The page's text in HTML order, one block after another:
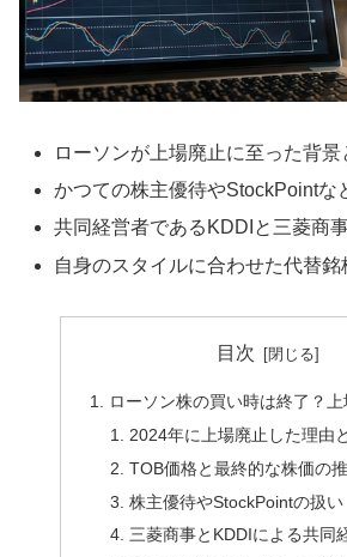
ローソンが上場廃止に至った背景
かつての株主優待やStockPointな
共同経営者であるKDDIと三菱商
自身のスタイルに合わせた代替銘
目次
ローソン株の買い時は終了？
2024年に上場廃止した理由
TOB価格と最終的な株価の
株主優待やStockPointの扱い
三菱商事とKDDIによる共同